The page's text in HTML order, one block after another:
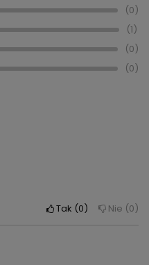
0
1
0
0
Tak 0 Nie 0